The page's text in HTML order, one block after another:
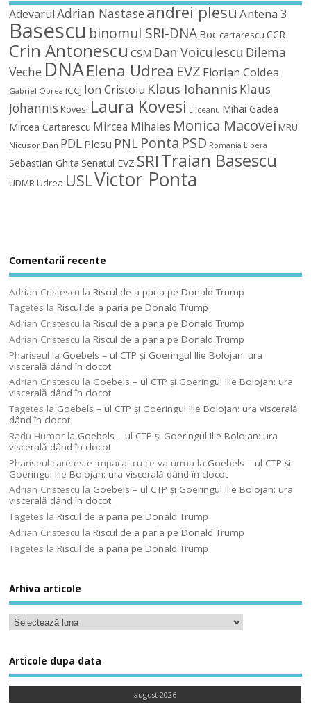
Adevarul Adrian Nastaseandrei plesuAntena 3
Basescu binomul SRI-DNA Boc cartarescu CCR
Crin Antonescu CSM Dan Voiculescu Dilema
Veche DNAElena Udrea EVZ Florian Coldea
Gabriel Oprea ICCJ Ion Cristoiu Klaus Iohannis Klaus
Johannis Kovesi Laura Kovesi Liiceanu Mihai Gadea
Mircea Cartarescu Mircea Mihaies Monica Macovei MRU
Nicusor Dan PDL Plesu PNL Ponta PSD Romania Libera
Sebastian Ghita Senatul EVZ SRITraian Basescu
UDMRUdrea USLVictor Ponta
Comentarii recente
Adrian Cristescu laRiscul de a paria pe Donald Trump
Tagetes laRiscul de a paria pe Donald Trump
Adrian Cristescu laRiscul de a paria pe Donald Trump
Adrian Cristescu laRiscul de a paria pe Donald Trump
Phariseul la Goebels – ul CTP şi Goeringul Ilie Bolojan: ura
viscerală dând în clocot
Adrian Cristescu la Goebels – ul CTP şi Goeringul Ilie Bolojan: ura
viscerală dând în clocot
Tagetes la Goebels – ul CTP şi Goeringul Ilie Bolojan: ura viscerală
dând în clocot
Radu Humor la Goebels – ul CTP şi Goeringul Ilie Bolojan: ura
viscerală dând în clocot
Phariseul care este impacat cu ce va urma la Goebels – ul CTP şi
Goeringul Ilie Bolojan: ura viscerală dând în clocot
Adrian Cristescu la Goebels – ul CTP şi Goeringul Ilie Bolojan: ura
viscerală dând în clocot
Tagetes laRiscul de a paria pe Donald Trump
Adrian Cristescu laRiscul de a paria pe Donald Trump
Tagetes laRiscul de a paria pe Donald Trump
Arhiva articole
Articole dupa data
august 2026